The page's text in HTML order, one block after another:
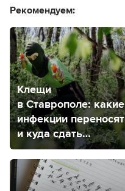
Рекомендуем:
Клещи
в Ставрополе: какие
инфекции переносят
и куда сдать
насекомое
на анализ?